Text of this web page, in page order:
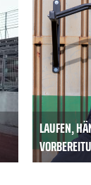
LAUFEN,